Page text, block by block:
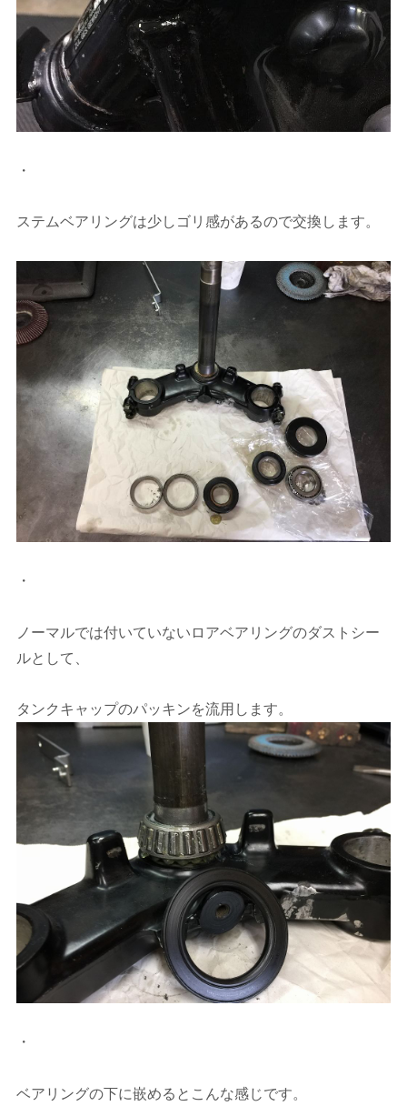
・
ステムベアリングは少しゴリ感があるので交換します。
・
ノーマルでは付いていないロアベアリングのダストシー
ルとして、
タンクキャップのパッキンを流用します。
・
ベアリングの下に嵌めるとこんな感じです。